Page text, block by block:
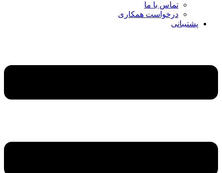
تماس با ما
درخواست همکاری
پشتیبانی